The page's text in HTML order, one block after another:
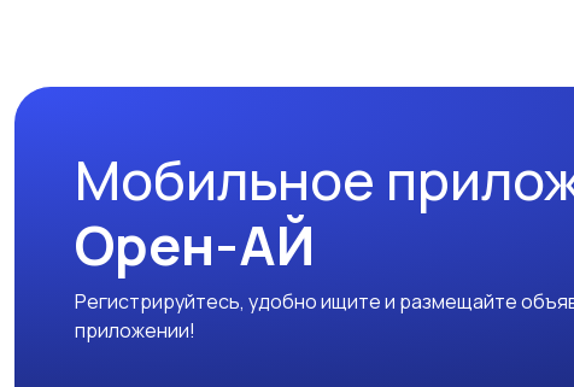
Мобильное
Орен-АЙ
Регистрируйтесь, удобно ищите и размещайте
приложении!